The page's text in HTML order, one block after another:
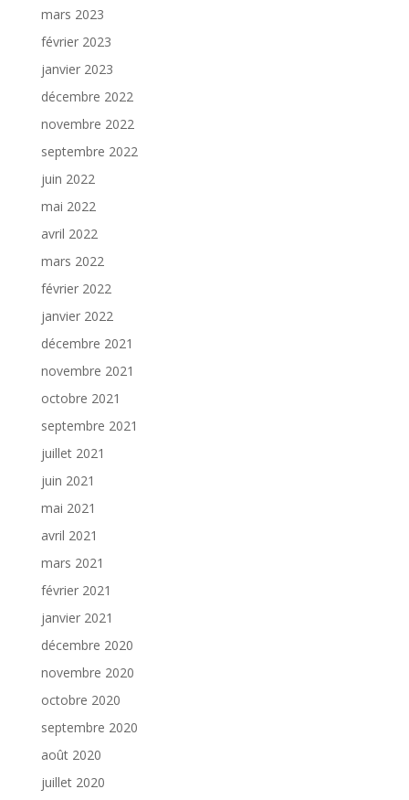
mars 2023
février 2023
janvier 2023
décembre 2022
novembre 2022
septembre 2022
juin 2022
mai 2022
avril 2022
mars 2022
février 2022
janvier 2022
décembre 2021
novembre 2021
octobre 2021
septembre 2021
juillet 2021
juin 2021
mai 2021
avril 2021
mars 2021
février 2021
janvier 2021
décembre 2020
novembre 2020
octobre 2020
septembre 2020
août 2020
juillet 2020